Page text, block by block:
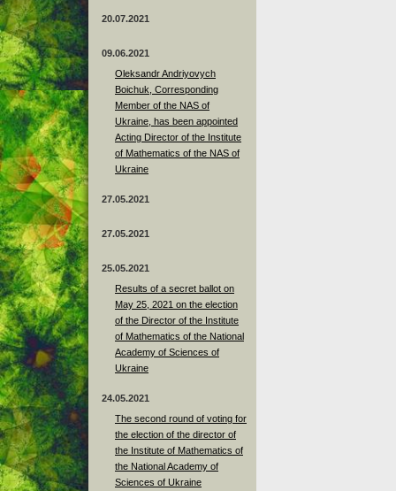
20.07.2021
09.06.2021
Oleksandr Andriyovych
Boichuk, Corresponding
Member of the NAS of
Ukraine, has been appointed
Acting Director of the Institute
of Mathematics of the NAS of
Ukraine
27.05.2021
27.05.2021
25.05.2021
Results of a secret ballot on
May 25, 2021 on the election
of the Director of the Institute
of Mathematics of the National
Academy of Sciences of
Ukraine
24.05.2021
The second round of voting for
the election of the director of
the Institute of Mathematics of
the National Academy of
Sciences of Ukraine